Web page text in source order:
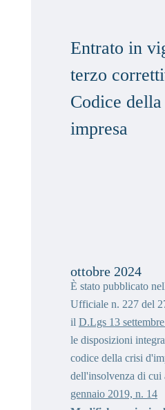
Entrato in
terzo
Codice
impresa
ottobre 2024
È stato pubblicato
Ufficiale n. 227 del
il D.Lgs 13
le disposizioni
codice della crisi
dell'insolvenza di cui
gennaio 2019, n. 14